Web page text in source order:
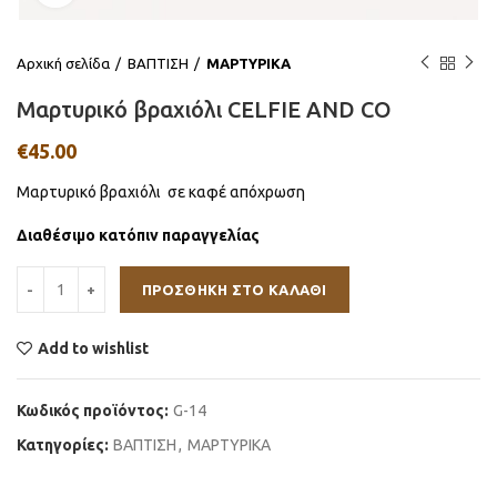
Αρχική σελίδα ΒΑΠΤΙΣΗ ΜΑΡΤΥΡΙΚΑ
Μαρτυρικό βραχιόλι CELFIE AND CO
€45.00
Μαρτυρικό βραχιόλι σε καφέ απόχρωση
Διαθέσιμο κατόπιν παραγγελίας
ΠΡΟΣΘΉΚΗ ΣΤΟ ΚΑΛΆΘΙ
Add to wishlist
Κωδικός προϊόντος: G-14
Κατηγορίες: ΒΑΠΤΙΣΗ, ΜΑΡΤΥΡΙΚΑ